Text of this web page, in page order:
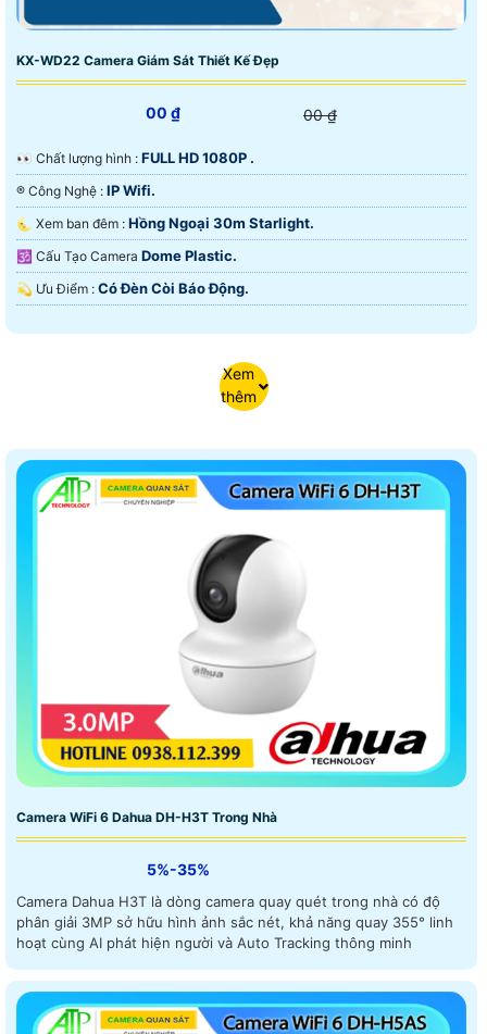
KX-WD22 Camera Giám Sát Thiết Kế Đẹp
00 ₫ 00 ₫
️👀 Chất lượng hình : FULL HD 1080P .
®️ Công Nghệ : IP Wifi.
🌜 Xem ban đêm : Hồng Ngoại 30m Starlight.
🕉️ Cấu Tạo Camera Dome Plastic.
️💫 Ưu Điểm : Có Ðèn Còi Báo Động.
Xem
thêm
Camera WiFi 6 Dahua DH-H3T Trong Nhà
5%-35%
Camera Dahua H3T là dòng camera quay quét trong nhà có độ
phân giải 3MP sở hữu hình ảnh sắc nét, khả năng quay 355° linh
hoạt cùng AI phát hiện người và Auto Tracking thông minh